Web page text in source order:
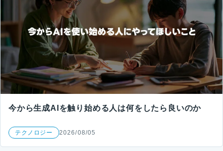
今から生成AIを触り始める人は何をしたら良いのか
テクノロジー 2026/08/05